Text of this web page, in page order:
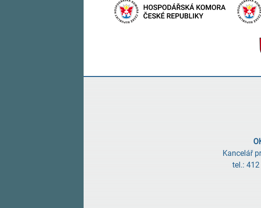
Kancelář
tel.: